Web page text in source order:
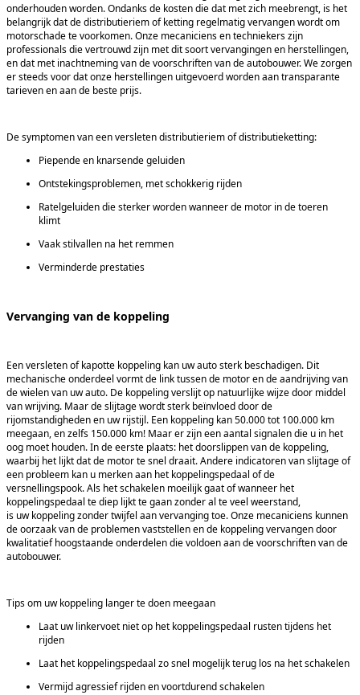
onderhouden worden. Ondanks de kosten die dat met zich meebrengt, is het
belangrijk dat de distributieriem of ketting regelmatig vervangen wordt om
motorschade te voorkomen. Onze mecaniciens en techniekers zijn
professionals die vertrouwd zijn met dit soort vervangingen en herstellingen,
en dat met inachtneming van de voorschriften van de autobouwer. We zorgen
er steeds voor dat onze herstellingen uitgevoerd worden aan transparante
tarieven en aan de beste prijs.
De symptomen van een versleten distributieriem of distributieketting:
Piepende en knarsende geluiden
Ontstekingsproblemen, met schokkerig rijden
Ratelgeluiden die sterker worden wanneer de motor in de toeren
klimt
Vaak stilvallen na het remmen
Verminderde prestaties
Vervanging van de koppeling
Een versleten of kapotte koppeling kan uw auto sterk beschadigen. Dit
mechanische onderdeel vormt de link tussen de motor en de aandrijving van
de wielen van uw auto. De koppeling verslijt op natuurlijke wijze door middel
van wrijving. Maar de slijtage wordt sterk beïnvloed door de
rijomstandigheden en uw rijstijl. Een koppeling kan 50.000 tot 100.000 km
meegaan, en zelfs 150.000 km! Maar er zijn een aantal signalen die u in het
oog moet houden. In de eerste plaats: het doorslippen van de koppeling,
waarbij het lijkt dat de motor te snel draait. Andere indicatoren van slijtage of
een probleem kan u merken aan het koppelingspedaal of de
versnellingspook. Als het schakelen moeilijk gaat of wanneer het
koppelingspedaal te diep lijkt te gaan zonder al te veel weerstand,
is uw koppeling zonder twijfel aan vervanging toe. Onze mecaniciens kunnen
de oorzaak van de problemen vaststellen en de koppeling vervangen door
kwalitatief hoogstaande onderdelen die voldoen aan de voorschriften van de
autobouwer.
Tips om uw koppeling langer te doen meegaan
Laat uw linkervoet niet op het koppelingspedaal rusten tijdens het
rijden
Laat het koppelingspedaal zo snel mogelijk terug los na het schakelen
Vermijd agressief rijden en voortdurend schakelen